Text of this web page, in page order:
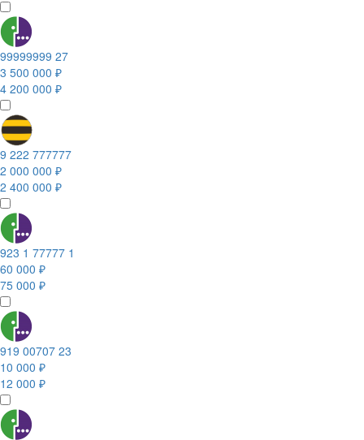
99999999 27
3 500 000 ₽
4 200 000 ₽
9 222 777777
2 000 000 ₽
2 400 000 ₽
923 1 77777 1
60 000 ₽
75 000 ₽
919 00707 23
10 000 ₽
12 000 ₽